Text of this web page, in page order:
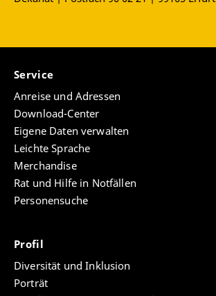
Service
Anreise und Adressen
Download-Center
Eigene Daten verwalten
Leichte Sprache
Merchandise
Rat und Hilfe in Notfällen
Personensuche
Profil
Diversität und Inklusion
Porträt